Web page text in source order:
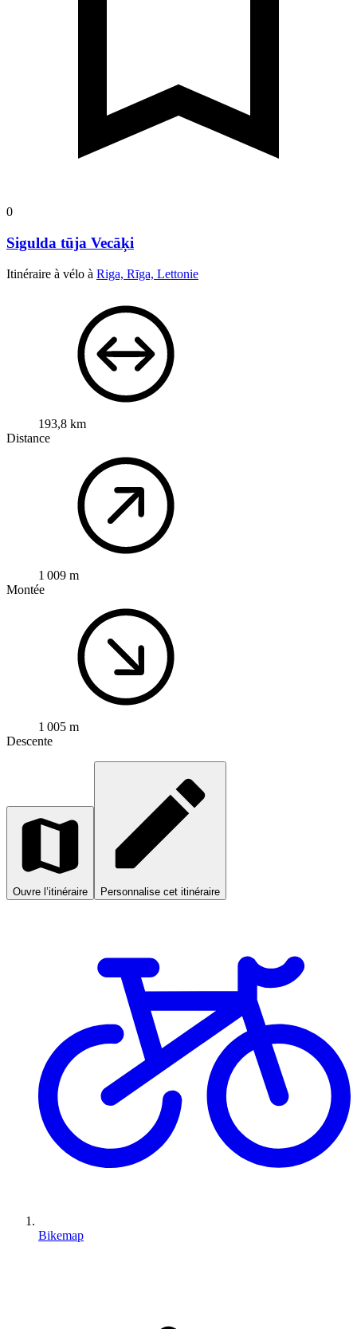
0
Sigulda tūja Vecāķi
Itinéraire à vélo à Riga, Rīga, Lettonie
193,8 km
Distance
1 009 m
Montée
1 005 m
Descente
Ouvre l’itinéraire Personnalise cet itinéraire
Bikemap